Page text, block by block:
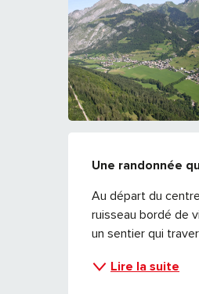
Une randonnée
Au départ du
ruisseau bordé de
un sentier qui
Lire la suite